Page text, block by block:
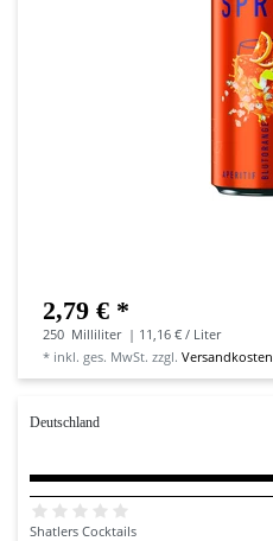
2,79 € *
250 Milliliter | 11,16 € / Liter
* inkl. ges. MwSt. zzgl.Versandkosten
Deutschland
Shatlers Cocktails